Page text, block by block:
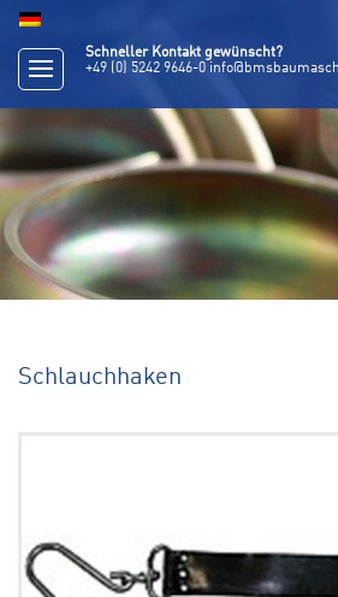
Schneller Kontakt gewünscht?
+49 (0) 5242 9646-0
Schlauchhaken